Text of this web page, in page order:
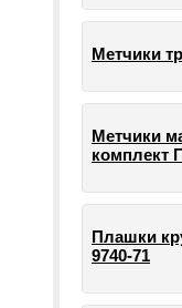
Метчики
Метчики
комплект
Плашки
9740-71